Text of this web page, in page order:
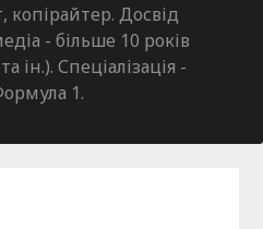
Досвід
- більше 10 років
ін.). Спеціалізація -
1.